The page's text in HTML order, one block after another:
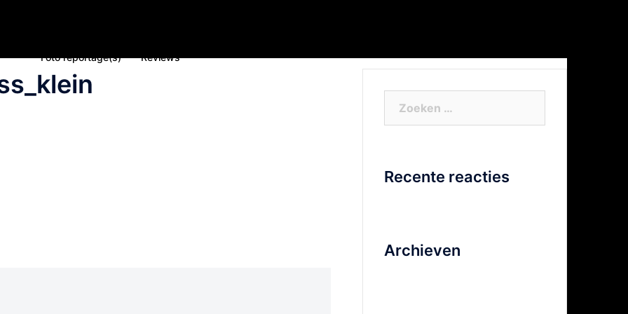
Foto reportage(s)
Reviews
Recente reacties
Archieven